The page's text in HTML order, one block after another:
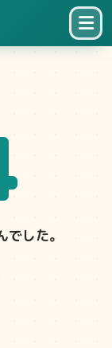
した。